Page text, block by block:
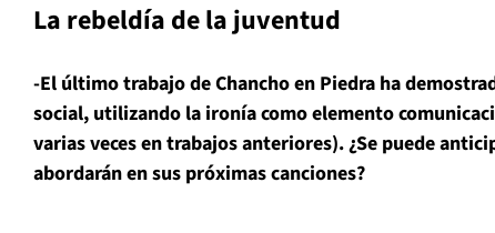
La rebeldía de la juventud
-El último trabajo de Chancho en Piedra ha
social, utilizando la ironía como elemento
varias veces en trabajos anteriores). ¿Se puede
abordarán en sus próximas canciones?